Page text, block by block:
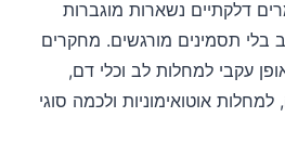
דלקתיים נשארות מוגברות
בלי תסמינים מורגשים. מחקרים
עקבי למחלות לב וכלי דם,
להשמנה, למחלות אוטואימוניות ולכמה סוגי